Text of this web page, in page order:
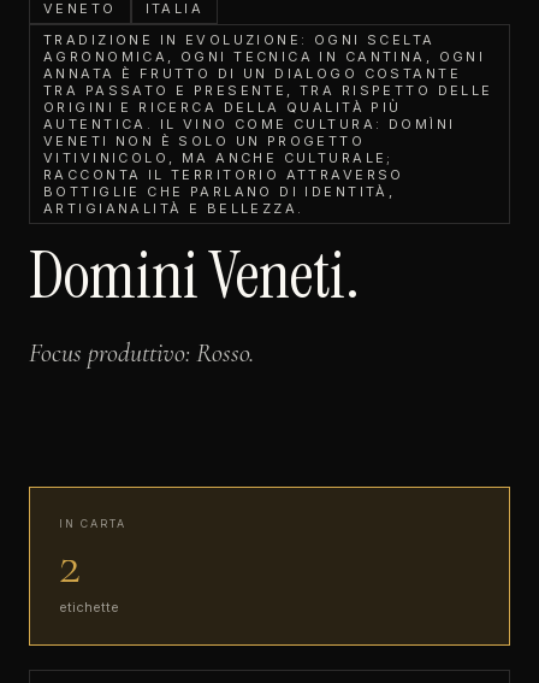
VENETO
ITALIA
TRADIZIONE IN EVOLUZIONE: OGNI SCELTA
AGRONOMICA, OGNI TECNICA IN CANTINA, OGNI
ANNATA È FRUTTO DI UN DIALOGO COSTANTE
TRA PASSATO E PRESENTE, TRA RISPETTO DELLE
ORIGINI E RICERCA DELLA QUALITÀ PIÙ
AUTENTICA. IL VINO COME CULTURA: DOMÌNI
VENETI NON È SOLO UN PROGETTO
VITIVINICOLO, MA ANCHE CULTURALE;
RACCONTA IL TERRITORIO ATTRAVERSO
BOTTIGLIE CHE PARLANO DI IDENTITÀ,
ARTIGIANALITÀ E BELLEZZA.
Domini Veneti.
Focus produttivo: Rosso.
IN CARTA
2
etichette